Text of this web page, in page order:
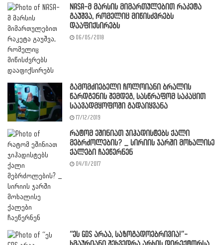
NASA-მ მარსის მიმართულებით რაკეტა
გაუშვა, რომელიც მიწისძვრებს
დააფიქსირებს
06/05/2018
გამომძიებელი ჩოლოიანი ბრალის
წარდგენის შემდეგ, სასწრაფომ საკაცით
საავადმყოფოში გადაიყვანა
17/12/2019
რატომ ეშინიათ ჯიჰადისტებს ქალი
მებრძოლების? _ სირიის ჯარში მოხალისე
ქალები ჩაეწერნენ
04/11/2017
“ეს GDS არაა, საზოგადოებრივია!”-